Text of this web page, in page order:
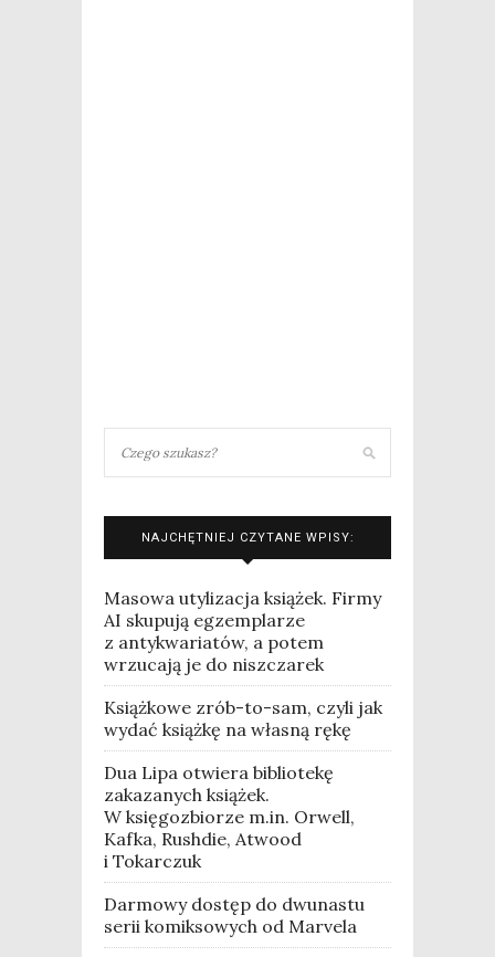
NAJCHĘTNIEJ CZYTANE WPISY:
Masowa utylizacja książek. Firmy
AI skupują egzemplarze
z antykwariatów, a potem
wrzucają je do niszczarek
Książkowe zrób-to-sam, czyli jak
wydać książkę na własną rękę
Dua Lipa otwiera bibliotekę
zakazanych książek.
W księgozbiorze m.in. Orwell,
Kafka, Rushdie, Atwood
i Tokarczuk
Darmowy dostęp do dwunastu
serii komiksowych od Marvela